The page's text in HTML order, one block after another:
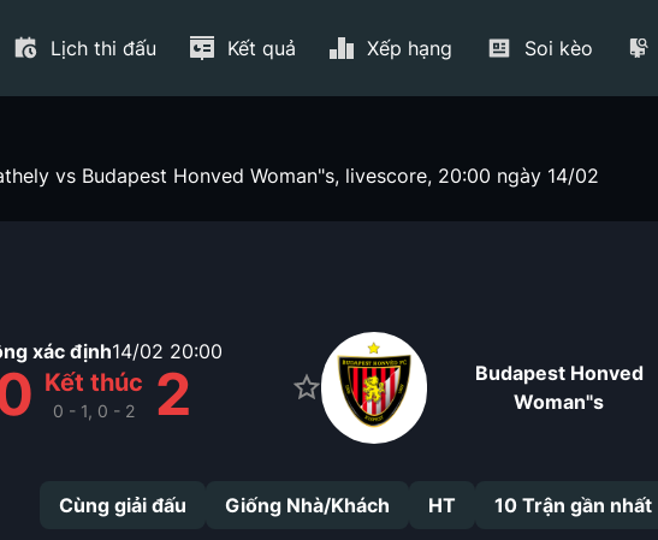
Lịch thi đấu Kết quả Xếp hạng Soi kèo
vs Budapest Honved Woman"s, livescore, 20:00 ngày 14/02
xác định14/02 20:00
Kết thúc
0 - 1, 0 - 2 2
Budapest Honved
Woman"s
Cùng giải đấu Giống Nhà/Khách HT 10 Trận gần nhất